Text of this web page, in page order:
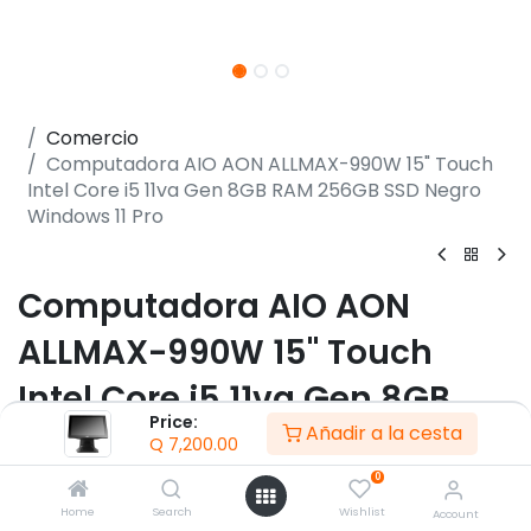
Price:
Q 7,200.00 Añadir a la cesta
Home Search
0
Wishlist Account
Comercio
Computadora AIO AON ALLMAX-990W 15" Touch
Intel Core i5 11va Gen 8GB RAM 256GB SSD Negro
Windows 11 Pro
Computadora AIO AON
ALLMAX-990W 15" Touch
Intel Core i5 11va Gen 8GB
RAM 256GB SSD Negro
Windows 11 Pro